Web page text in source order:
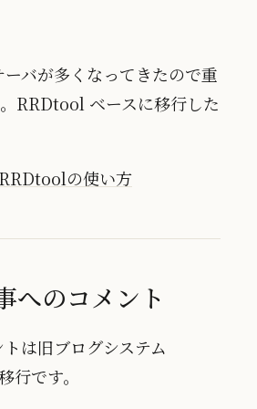
バが多くなってきたので重
RRDtool ベースに移行した
の使い方
へのコメント
は旧ブログシステム
です。